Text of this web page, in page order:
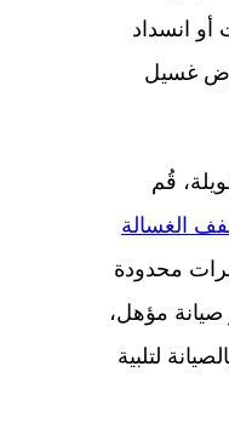
انسداد
غسيل
قُم
الغسالة
محدودة
صيانة مؤهل،
لتلبية